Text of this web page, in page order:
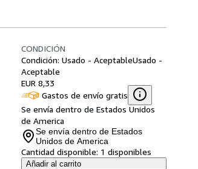
CONDICIÓN
Condición: Usado - AceptableUsado -
Aceptable
EUR 8,33
Gastos de envío gratis
Se envía dentro de Estados Unidos
de America
Se envía dentro de Estados
Unidos de America
Cantidad disponible: 1 disponibles
Añadir al carrito